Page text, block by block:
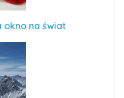
okno na świat